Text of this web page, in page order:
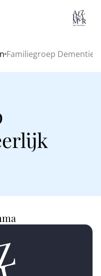
Familiegroep Dementie